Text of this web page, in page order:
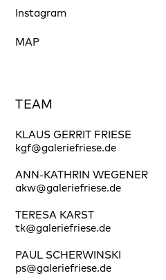
Instagram
MAP
TEAM
KLAUS GERRIT FRIESE
kgf@galeriefriese.de
ANN-KATHRIN WEGENER
akw@galeriefriese.de
TERESA KARST
tk@galeriefriese.de
PAUL SCHERWINSKI
ps@galeriefriese.de